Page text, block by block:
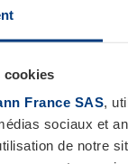
cookies
France SAS,
sociaux et
de notre